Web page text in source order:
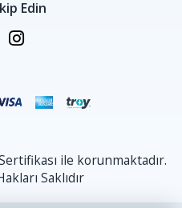
Edin
ile korunmaktadır.
Saklıdır